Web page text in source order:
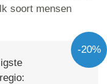
soort mensen
-20%